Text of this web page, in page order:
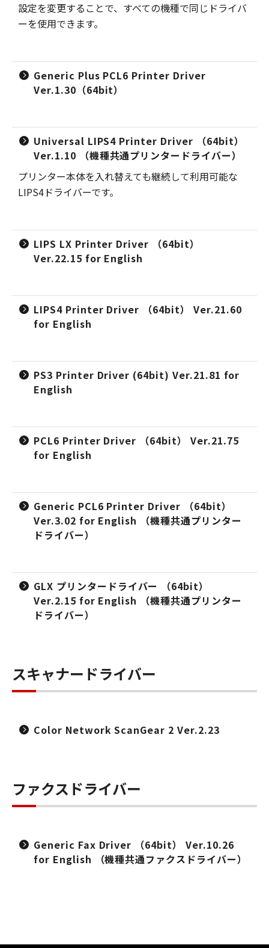
設定を変更することで、すべての機種で同じドライバ
ーを使用できます。
Generic Plus PCL6 Printer Driver
Ver.1.30（64bit）
Universal LIPS4 Printer Driver （64bit）
Ver.1.10 （機種共通プリンタードライバー）
プリンター本体を入れ替えても継続して利用可能な
LIPS4ドライバーです。
LIPS LX Printer Driver （64bit）
Ver.22.15 for English
LIPS4 Printer Driver （64bit） Ver.21.60
for English
PS3 Printer Driver (64bit) Ver.21.81 for
English
PCL6 Printer Driver （64bit） Ver.21.75
for English
Generic PCL6 Printer Driver （64bit）
Ver.3.02 for English （機種共通プリンター
ドライバー）
GLX プリンタードライバー （64bit）
Ver.2.15 for English （機種共通プリンター
ドライバー）
スキャナードライバー
Color Network ScanGear 2 Ver.2.23
ファクスドライバー
Generic Fax Driver （64bit） Ver.10.26
for English （機種共通ファクスドライバー）